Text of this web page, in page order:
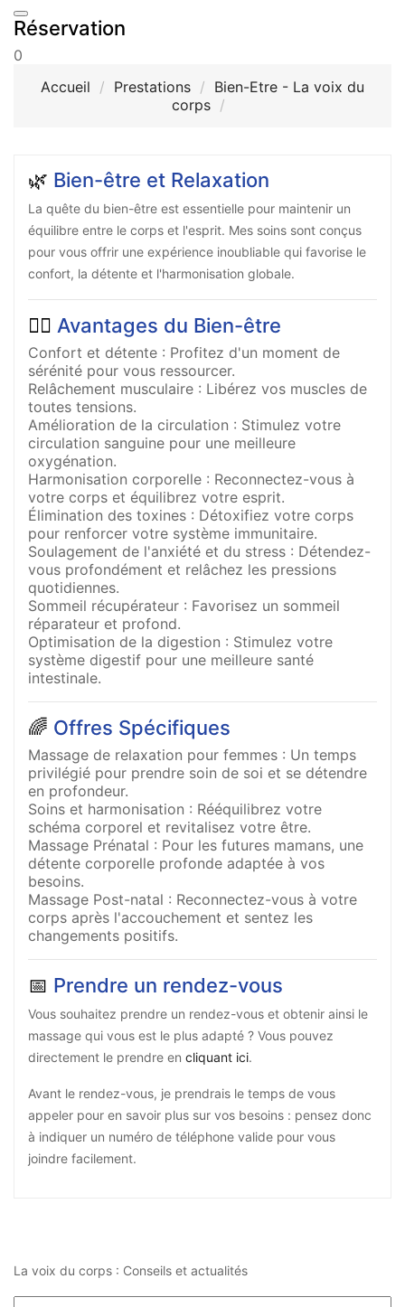
Réservation
0
Accueil
Prestations
Bien-Etre - La voix du
corps
🌿 Bien-être et Relaxation
La quête du bien-être est essentielle pour maintenir un
équilibre entre le corps et l'esprit. Mes soins sont conçus
pour vous offrir une expérience inoubliable qui favorise le
confort, la détente et l'harmonisation globale.
💆‍♀️ Avantages du Bien-être
Confort et détente : Profitez d'un moment de
sérénité pour vous ressourcer.
Relâchement musculaire : Libérez vos muscles de
toutes tensions.
Amélioration de la circulation : Stimulez votre
circulation sanguine pour une meilleure
oxygénation.
Harmonisation corporelle : Reconnectez-vous à
votre corps et équilibrez votre esprit.
Élimination des toxines : Détoxifiez votre corps
pour renforcer votre système immunitaire.
Soulagement de l'anxiété et du stress : Détendez-
vous profondément et relâchez les pressions
quotidiennes.
Sommeil récupérateur : Favorisez un sommeil
réparateur et profond.
Optimisation de la digestion : Stimulez votre
système digestif pour une meilleure santé
intestinale.
🌈 Offres Spécifiques
Massage de relaxation pour femmes : Un temps
privilégié pour prendre soin de soi et se détendre
en profondeur.
Soins et harmonisation : Rééquilibrez votre
schéma corporel et revitalisez votre être.
Massage Prénatal : Pour les futures mamans, une
détente corporelle profonde adaptée à vos
besoins.
Massage Post-natal : Reconnectez-vous à votre
corps après l'accouchement et sentez les
changements positifs.
📅 Prendre un rendez-vous
Vous souhaitez prendre un rendez-vous et obtenir ainsi le
massage qui vous est le plus adapté ? Vous pouvez
directement le prendre en cliquant ici.
Avant le rendez-vous, je prendrais le temps de vous
appeler pour en savoir plus sur vos besoins : pensez donc
à indiquer un numéro de téléphone valide pour vous
joindre facilement.
La voix du corps : Conseils et actualités